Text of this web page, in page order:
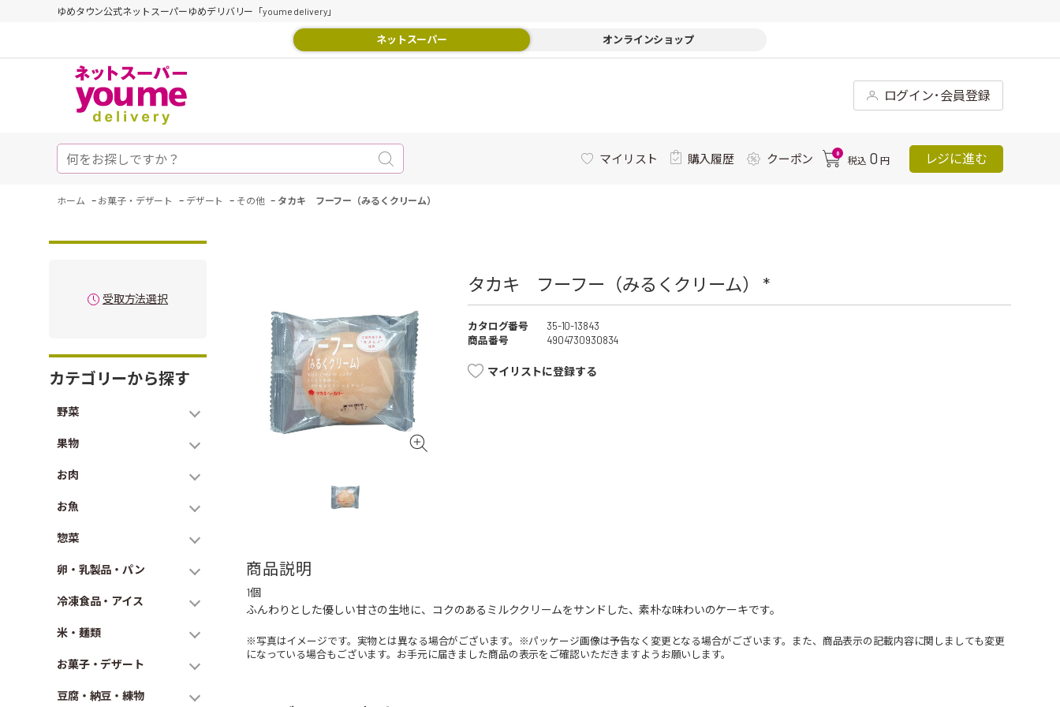
ゆめタウン公式ネットスーパーゆめデリバリー「youme delivery」
ネットスーパー オンラインショップ
ログイン･会員登録
マイリスト 購入履歴 クーポン 0
税込 0 円 レジに進む
ホーム - お菓子・デザート - デザート - その他 - タカキ フーフー（みるくクリーム）
受取方法選択
カテゴリーから探す
野菜
果物
お肉
お魚
惣菜
卵・乳製品・パン
冷凍食品・アイス
米・麺類
お菓子・デザート
豆腐・納豆・練物
タカキ フーフー（みるくクリーム） *
カタログ番号
35-10-13843
商品番号
4904730930834
マイリストに登録する
商品説明
1個
ふんわりとした優しい甘さの生地に、コクのあるミルククリームをサンドした、素朴な味わいのケーキです。
※写真はイメージです。実物とは異なる場合がございます。※パッケージ画像は予告なく変更となる場合がございます。また、商品表示の記載内容に関しましても変更
になっている場合もございます。お手元に届きました商品の表示をご確認いただきますようお願いします。